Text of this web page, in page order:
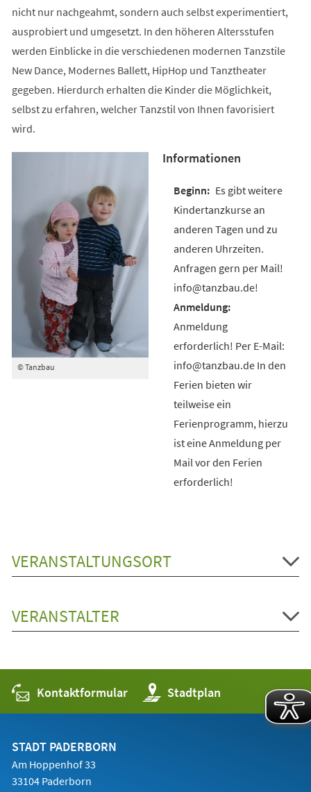
nicht nur nachgeahmt, sondern auch selbst experimentiert,
ausprobiert und umgesetzt. In den höheren Altersstufen
werden Einblicke in die verschiedenen modernen Tanzstile
New Dance, Modernes Ballett, HipHop und Tanztheater
gegeben. Hierdurch erhalten die Kinder die Möglichkeit,
selbst zu erfahren, welcher Tanzstil von Ihnen favorisiert
wird.
© Tanzbau
Informationen
Es gibt weitere
Kindertanzkurse an
anderen Tagen und zu
anderen Uhrzeiten.
Anfragen gern per Mail!
info@tanzbau.de!
Anmeldung
erforderlich! Per E-Mail:
info@tanzbau.de In den
Ferien bieten wir
teilweise ein
Ferienprogramm, hierzu
ist eine Anmeldung per
Mail vor den Ferien
erforderlich!
VERANSTALTUNGSORT
VERANSTALTER
Kontaktformular Stadtplan
(Öffnet
in
einem
STADT PADERBORN
Am Hoppenhof 33
33104 Paderborn